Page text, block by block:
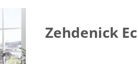
Zehdenick